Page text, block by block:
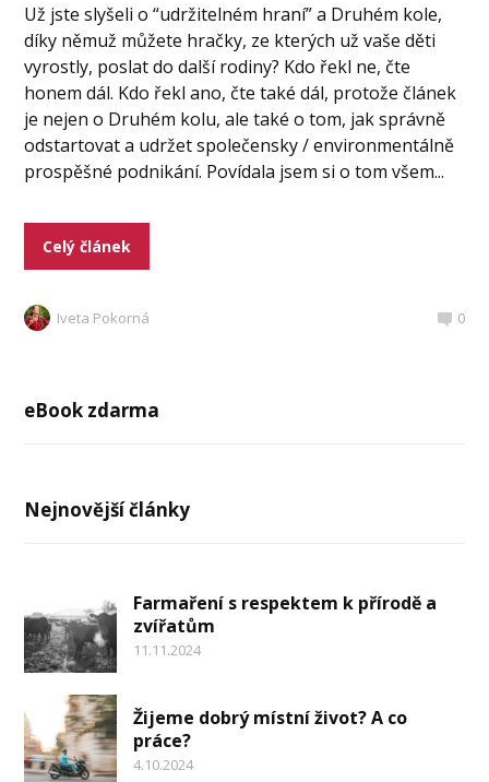
Už jste slyšeli o “udržitelném hraní” a Druhém kole,
díky němuž můžete hračky, ze kterých už vaše děti
vyrostly, poslat do další rodiny? Kdo řekl ne, čte
honem dál. Kdo řekl ano, čte také dál, protože článek
je nejen o Druhém kolu, ale také o tom, jak správně
odstartovat a udržet společensky / environmentálně
prospěšné podnikání. Povídala jsem si o tom všem...
Celý článek
Iveta Pokorná 0
eBook zdarma
Nejnovější články
Farmaření s respektem k přírodě a
zvířatům
11.11.2024
Žijeme dobrý místní život? A co
práce?
4.10.2024